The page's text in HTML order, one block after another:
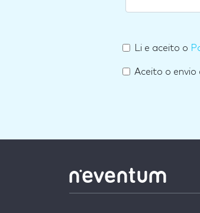
Li e aceito o
Aceito o